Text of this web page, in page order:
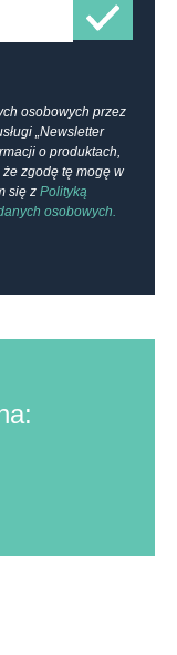
osobowych przez
„Newsletter
o produktach,
zgodę tę mogę w
się z Polityką
osobowych.